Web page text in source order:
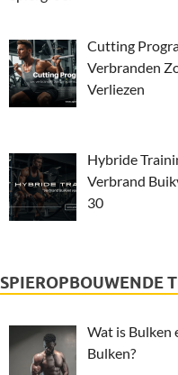
Cutting
Verbranden
Verliezen
Hybride
Verbrand
30
SPIEROPBOUWENDE
Wat is Bulken
Bulken?